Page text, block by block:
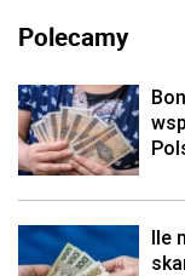
Polecamy
Ile